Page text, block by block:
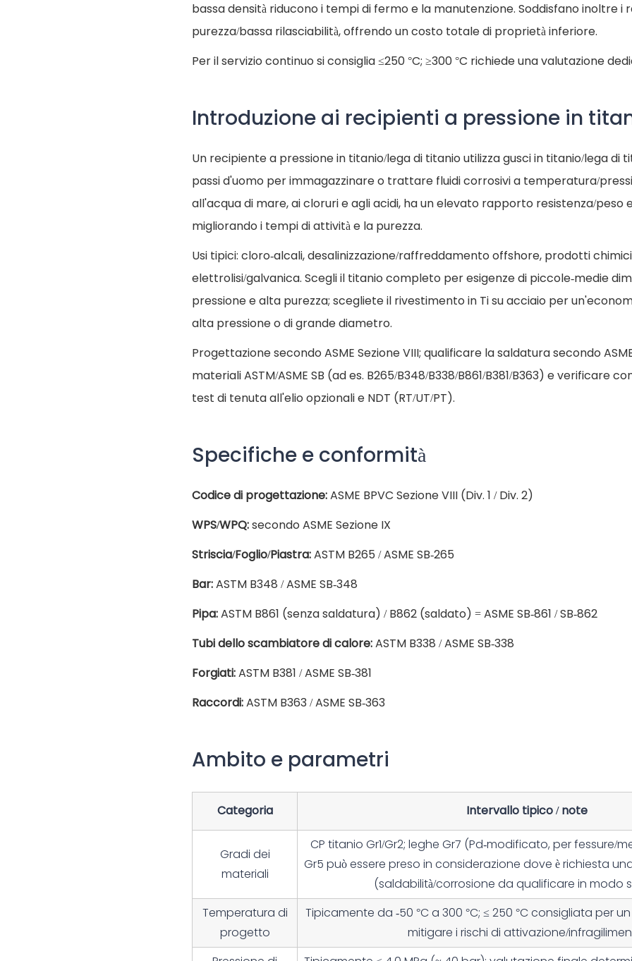
bassa densità riducono i tempi di fermo e la manutenzione. Soddisfano inoltre i
purezza/bassa rilasciabilità, offrendo un costo totale di proprietà inferiore.
Per il servizio continuo si consiglia ≤250 °C; ≥300 °C richiede una valutazione
Introduzione ai recipienti a pressione in
Un recipiente a pressione in titanio/lega di titanio utilizza gusci in titanio/lega di
passi d'uomo per immagazzinare o trattare fluidi corrosivi a temperatura/
all'acqua di mare, ai cloruri e agli acidi, ha un elevato rapporto resistenza/peso
migliorando i tempi di attività e la purezza.
Usi tipici: cloro-alcali, desalinizzazione/raffreddamento offshore, prodotti
elettrolisi/galvanica. Scegli il titanio completo per esigenze di piccole-medie
pressione e alta purezza; scegliete il rivestimento in Ti su acciaio per
alta pressione o di grande diametro.
Progettazione secondo ASME Sezione VIII; qualificare la saldatura secondo
materiali ASTM/ASME SB (ad es. B265/B348/B338/B861/B381/B363) e verificare
test di tenuta all'elio opzionali e NDT (RT/UT/PT).
Specifiche e conformità
Codice di progettazione:ASME BPVC Sezione VIII (Div. 1 / Div. 2)
WPS/WPQ:secondo ASME Sezione IX
Striscia/Foglio/Piastra:ASTM B265 / ASME SB-265
Bar:ASTM B348 / ASME SB-348
Pipa:ASTM B861 (senza saldatura) / B862 (saldato) = ASME SB-861 / SB-862
Tubi dello scambiatore di calore:ASTM B338 / ASME SB-338
Forgiati:ASTM B381 / ASME SB-381
Raccordi:ASTM B363 / ASME SB-363
Ambito e parametri
Categoria Intervallo tipico / note
Gradi dei
materiali
CP titanio Gr1/Gr2; leghe Gr7 (Pd-modificato, per fessure/
Gr5 può essere preso in considerazione dove è richiesta
(saldabilità/corrosione da qualificare in modo
Temperatura di
progetto
Tipicamente da -50 °C a 300 °C; ≤ 250 °C consigliata per
mitigare i rischi di attivazione/